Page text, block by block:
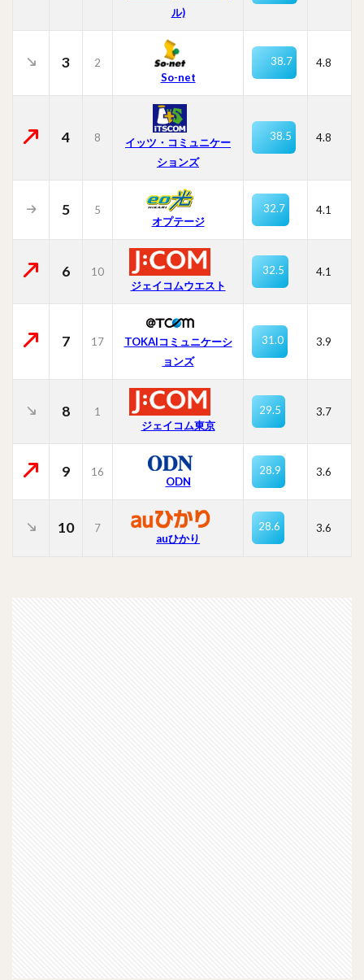
ル)
3
2
So-net
38.7 4.8
4 8
イッツ・コミュニケー
ションズ
38.5 4.8
5
5
オプテージ
32.7 4.1
6
10
ジェイコムウエスト
32.5 4.1
7 17
TOKAIコミュニケーシ
ョンズ
31.0 3.9
8
1
ジェイコム東京
29.5 3.7
9 16
ODN
28.9 3.6
10
7
auひかり
28.6 3.6